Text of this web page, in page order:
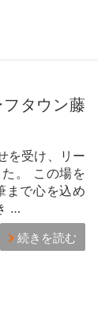
フタウン藤
を受け、リー
。 この場を
まで心を込め
…
続きを読む